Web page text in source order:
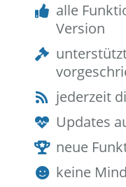
alle
Version
jederzeit
Updates
neue
keine